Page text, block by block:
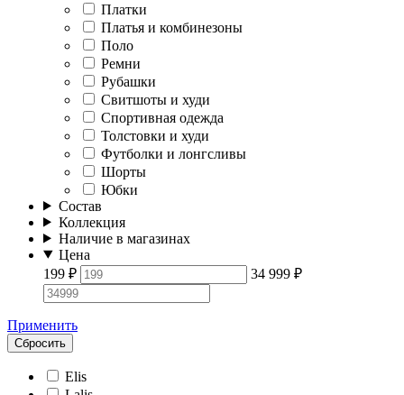
Платки
Платья и комбинезоны
Поло
Ремни
Рубашки
Свитшоты и худи
Спортивная одежда
Толстовки и худи
Футболки и лонгсливы
Шорты
Юбки
Состав
Коллекция
Наличие в магазинах
Цена
199 ₽ 34 999 ₽
Применить
Сбросить
Elis